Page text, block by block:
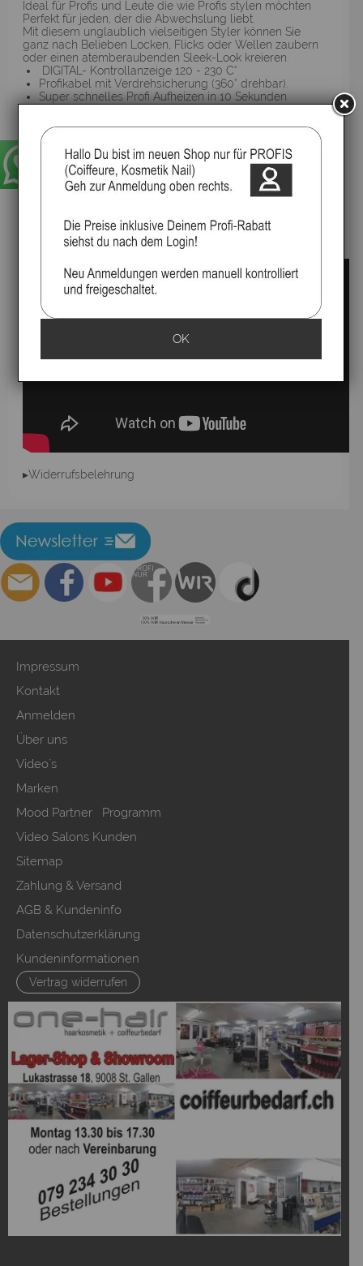
Ideal für Profis und Leute die wie Profis stylen möchten
Perfekt für jeden, der die Abwechslung liebt.
Mit diesem unglaublich vielseitigen Styler können Sie
ganz nach Belieben Locken, Flicks oder Wellen zaubern
oder einen atemberaubenden Sleek-Look kreieren.
DIGITAL- Kontrollanzeige 120 - 230 C°
Profikabel mit Verdrehsicherung (360° drehbar).
Super schnelles Profi Aufheizen in 10 Sekunden
für verschiedene Haartypen High-Tech
Keramikbeschichtungs-Technologie bietet die
ultimative Oberfläche für glänzendes Haar ohne
statische Aufladung.
Abgerundete Form.
Automatische Abschaltung nach 30 Minuten
zu zaubern.
Bewegliche Platten, damit kein Druck entsteht.
▸Widerrufsbelehrung
Impressum
Kontakt
Anmelden
Über uns
Video`s
Marken
Mood Partner Programm
Video Salons Kunden
Sitemap
Zahlung & Versand
AGB & Kundeninfo
Datenschutzerklärung
Kundeninformationen
Vertrag widerrufen
OK